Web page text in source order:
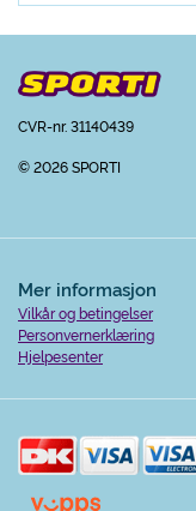
CVR-nr. 31140439
© 2026 SPORTI
Mer informasjon
Vilkår og betingelser
Personvernerklæring
Hjelpesenter